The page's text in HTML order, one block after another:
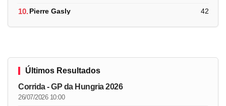
10.Pierre Gasly 42
Últimos Resultados
Corrida - GP da Hungria 2026
26/07/2026 10:00